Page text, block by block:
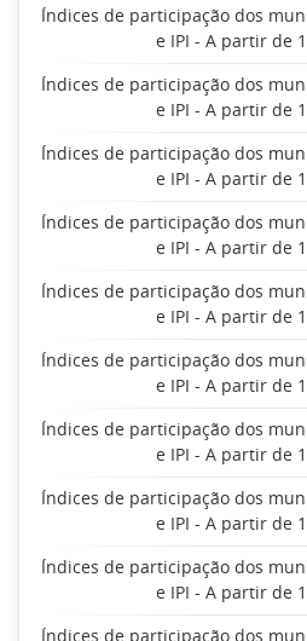
Índices de participação dos
e IPI - A partir de
Índices de participação dos
e IPI - A partir de
Índices de participação dos
e IPI - A partir de
Índices de participação dos
e IPI - A partir de
Índices de participação dos
e IPI - A partir de
Índices de participação dos
e IPI - A partir de
Índices de participação dos
e IPI - A partir de
Índices de participação dos
e IPI - A partir de
Índices de participação dos
e IPI - A partir de
Índices de participação dos